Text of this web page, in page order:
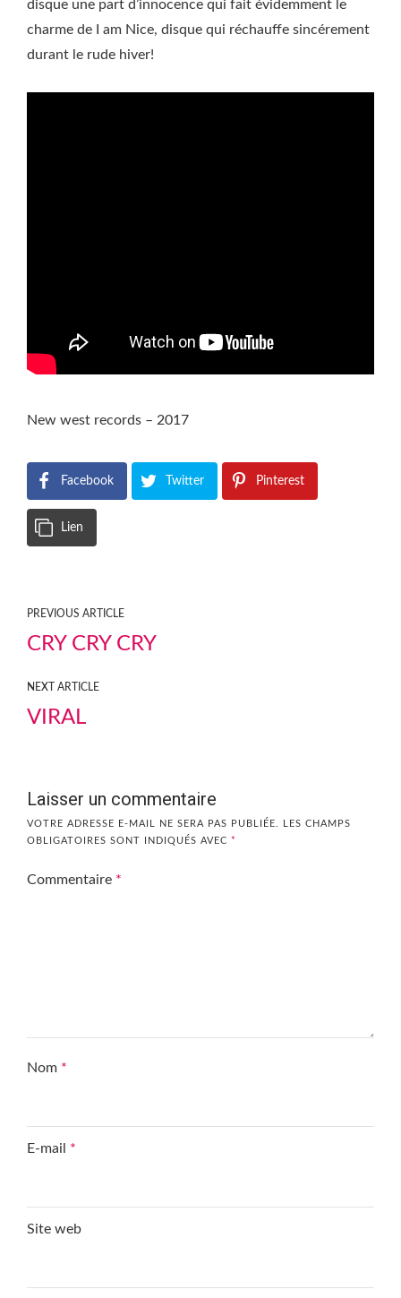
disque une part d’innocence qui fait évidemment le
charme de I am Nice, disque qui réchauffe sincérement
durant le rude hiver!
New west records – 2017
Facebook Twitter Pinterest
Lien
PREVIOUS ARTICLE
CRY CRY CRY
NEXT ARTICLE
VIRAL
Laisser un commentaire
VOTRE ADRESSE E-MAIL NE SERA PAS PUBLIÉE.
LES CHAMPS
OBLIGATOIRES SONT INDIQUÉS AVEC *
Commentaire *
Nom *
E-mail *
Site web